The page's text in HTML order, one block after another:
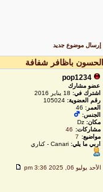
إرسال موضوع جديد
باظافر شفافة
pop1234
عضو مشارك
اشترك في:18 يناير 2016
رقم العضوية:105024
العمر: 46
الجنس:
مكان:Dz
مشاركات:
46
مواضيع:
7
اربي ما يلي:Canari - كناري
الأحد يوليو 06, 2025 3:36 pm